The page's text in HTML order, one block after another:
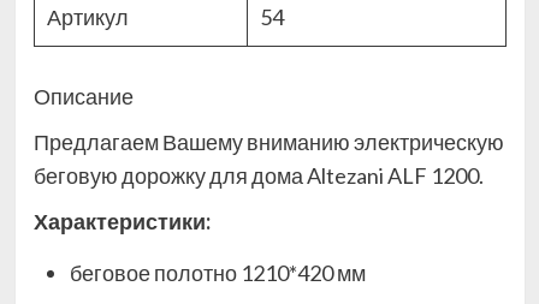
Артикул 54
Описание
Предлагаем Вашему вниманию электрическую
беговую дорожку для дома Altezani ALF 1200.
Характеристики:
беговое полотно 1210*420 мм